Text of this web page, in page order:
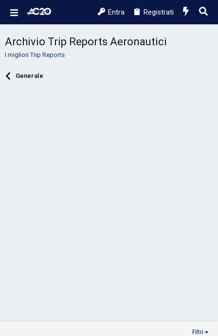
Entra Registrati
Archivio Trip Reports Aeronautici
I migliori Trip Reports
Generale
Filtri